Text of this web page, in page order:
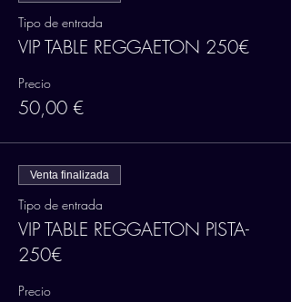
Tipo de entrada
VIP TABLE REGGAETON 250€
Precio
50,00 €
Venta finalizada
Tipo de entrada
VIP TABLE REGGAETON PISTA-
250€
Precio